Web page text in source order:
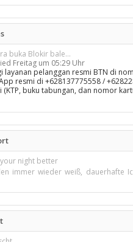
buka Blokir bale...
Freitag um 05:29 Uhr
layanan pelanggan resmi BTN di
resmi di +628137775558 /
buku tabungan, dan nomor
night better
immer wieder weiß, dauerhafte